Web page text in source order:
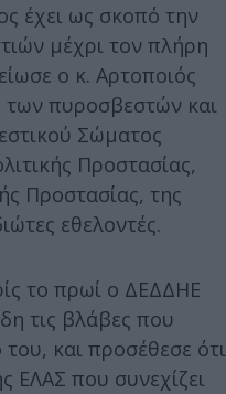
έχει ως σκοπό την
μέχρι τον πλήρη
ο κ. Αρτοποιός
των πυροσβεστών και
Σώματος
Προστασίας,
Προστασίας, της
εθελοντές.
το πρωί ο ΔΕΔΔΗΕ
τις βλάβες που
και προσέθεσε ότι
ΕΛΑΣ που συνεχίζει